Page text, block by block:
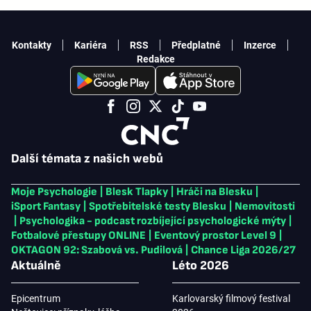
Další témata z našich webů
Moje Psychologie Blesk Tlapky Hráči na Blesku
iSport Fantasy
Spotřebitelské testy Blesku
Nemovitosti
Psychologika - podcast rozbíjející psychologické mýty
Fotbalové přestupy ONLINE
Eventový prostor Level 9
OKTAGON 92: Szabová vs. Pudilová
Chance Liga 2026/27
Aktuálně
Epicentrum
Léto 2026
Karlovarský filmový festival
Kontakty Kariéra RSS Předplatné
Inzerce
Redakce